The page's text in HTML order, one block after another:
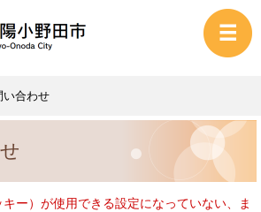
い合わせ
キー）が使用できる設定になっていない、ま